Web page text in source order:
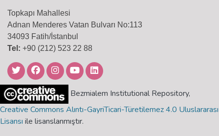
Topkapı Mahallesi
Adnan Menderes Vatan Bulvarı No:113
34093 Fatih/İstanbul
Tel: +90 (212) 523 22 88
Bezmialem Institutional Repository,
Creative Commons Alıntı-GayriTicari-Türetilemez 4.0 Uluslararası
Lisansı ile lisanslanmıştır.